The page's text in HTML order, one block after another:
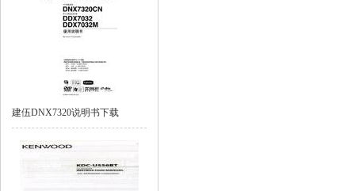
建伍DNX7320说明书下载